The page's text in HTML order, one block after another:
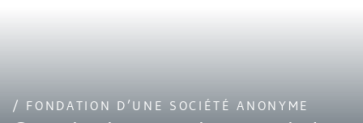
/ FONDATION D’UNE SOCIÉTÉ ANONYME